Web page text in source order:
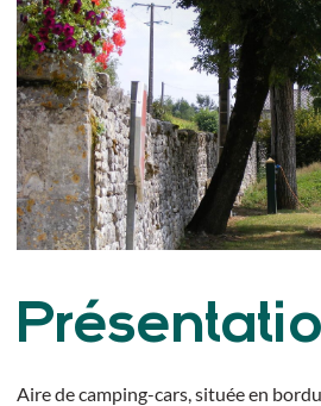
Aire de camping-cars, située en